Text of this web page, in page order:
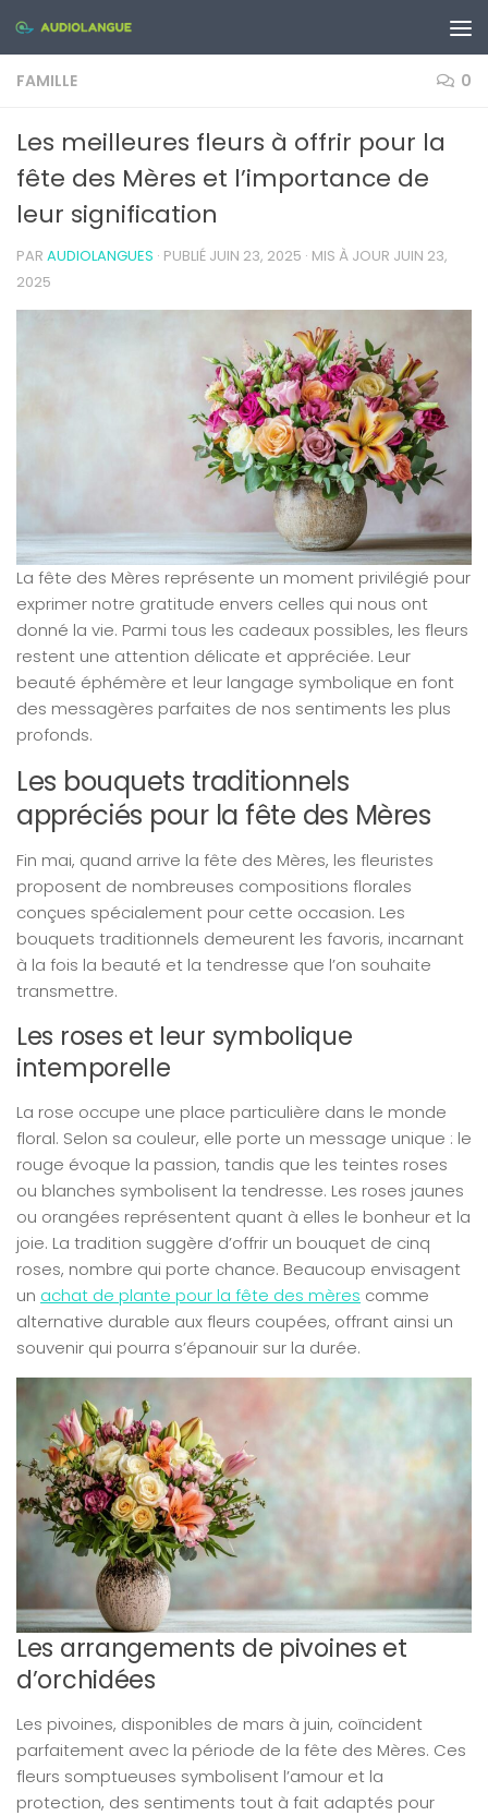
Skip to content
FAMILLE 0
Les meilleures fleurs à offrir pour la
fête des Mères et l’importance de
leur signification
PAR AUDIOLANGUES · PUBLIÉ JUIN 23, 2025 · MIS À JOUR JUIN 23,
2025
La fête des Mères représente un moment privilégié pour
exprimer notre gratitude envers celles qui nous ont
donné la vie. Parmi tous les cadeaux possibles, les fleurs
restent une attention délicate et appréciée. Leur
beauté éphémère et leur langage symbolique en font
des messagères parfaites de nos sentiments les plus
profonds.
Les bouquets traditionnels
appréciés pour la fête des Mères
Fin mai, quand arrive la fête des Mères, les fleuristes
proposent de nombreuses compositions florales
conçues spécialement pour cette occasion. Les
bouquets traditionnels demeurent les favoris, incarnant
à la fois la beauté et la tendresse que l’on souhaite
transmettre.
Les roses et leur symbolique
intemporelle
La rose occupe une place particulière dans le monde
floral. Selon sa couleur, elle porte un message unique : le
rouge évoque la passion, tandis que les teintes roses
ou blanches symbolisent la tendresse. Les roses jaunes
ou orangées représentent quant à elles le bonheur et la
joie. La tradition suggère d’offrir un bouquet de cinq
roses, nombre qui porte chance. Beaucoup envisagent
un achat de plante pour la fête des mères comme
alternative durable aux fleurs coupées, offrant ainsi un
souvenir qui pourra s’épanouir sur la durée.
Les arrangements de pivoines et
d’orchidées
Les pivoines, disponibles de mars à juin, coïncident
parfaitement avec la période de la fête des Mères. Ces
fleurs somptueuses symbolisent l’amour et la
protection, des sentiments tout à fait adaptés pour